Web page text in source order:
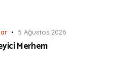
5 Ağustos 2026
Merhem